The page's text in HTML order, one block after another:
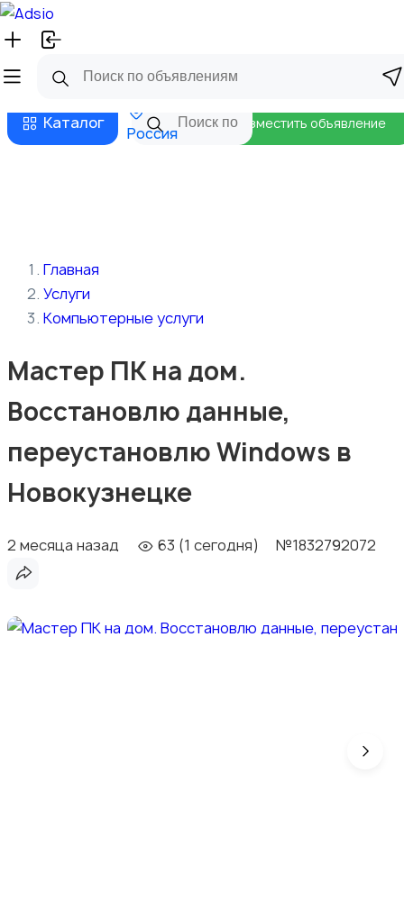
Русский
Бизнес тарифы
Каталог
Россия
Разместить объявление
Главная
Услуги
Компьютерные услуги
Мастер ПК на дом.
Восстановлю данные,
переустановлю Windows в
Новокузнецке
2 месяца назад 63 (1 сегодня) №1832792072